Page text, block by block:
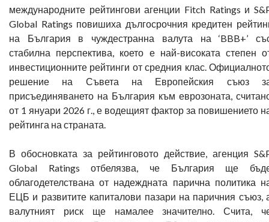
международните рейтингови агенции Fitch Ratings и
Global Ratings повишиха дългосрочния кредитен
на България в чуждестранна валута на ‘BBB+’
стабилна перспектива, което е най-високата степен
инвестиционните рейтинги от средния клас.
решение на Съвета на Европейския съюз
присъединяването на България към еврозоната,
от 1 януари 2026 г., е водещият фактор за повишението
рейтинга на страната.
В обосновката за рейтинговото действие, агенция
Global Ratings отбелязва, че България ще
облагодетелствана от надеждната парична политика
ЕЦБ и развитите капиталови пазари на паричния съюз,
валутният риск ще намалее значително. Счита,